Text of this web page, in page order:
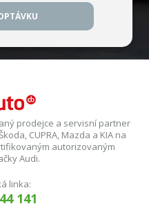
prodejce a servisní partner
CUPRA, Mazda a KIA na
autorizovaným
Audi.
linka:
141